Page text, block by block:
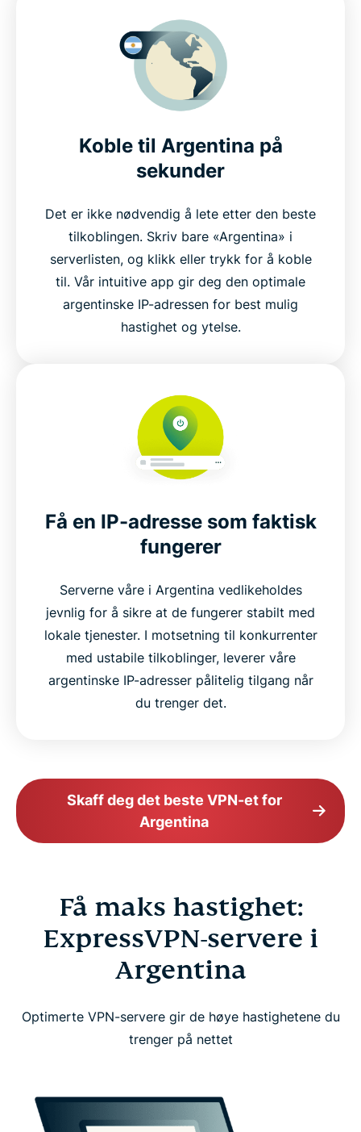
Koble til Argentina på
sekunder
Det er ikke nødvendig å lete etter den beste
tilkoblingen. Skriv bare «Argentina» i
serverlisten, og klikk eller trykk for å koble
til. Vår intuitive app gir deg den optimale
argentinske IP-adressen for best mulig
hastighet og ytelse.
Få en IP-adresse som faktisk
fungerer
Serverne våre i Argentina vedlikeholdes
jevnlig for å sikre at de fungerer stabilt med
lokale tjenester. I motsetning til konkurrenter
med ustabile tilkoblinger, leverer våre
argentinske IP-adresser pålitelig tilgang når
du trenger det.
Skaff deg det beste VPN-et for
Argentina
Få maks hastighet:
ExpressVPN-servere i
Argentina
Optimerte VPN-servere gir de høye hastighetene du
trenger på nettet